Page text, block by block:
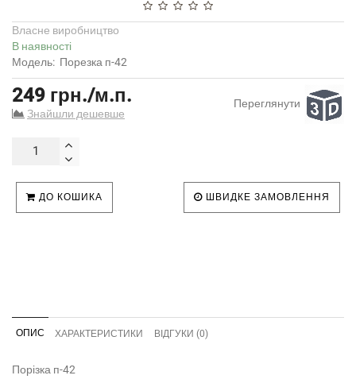
Власне виробництво
В наявності
Модель: Порезка п-42
249 грн./м.п.
Знайшли дешевше
Переглянути
ДО КОШИКА ШВИДКЕ ЗАМОВЛЕННЯ
ОПИС ХАРАКТЕРИСТИКИ ВІДГУКИ (0)
Порізка п-42